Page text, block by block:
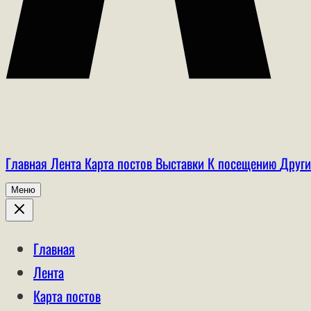
Главная Лента Карта постов Выставки К посещению
Меню
Главная
Лента
Карта постов